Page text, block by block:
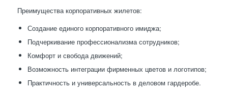
Преимущества корпоративных жилетов:
Создание единого корпоративного имиджа;
Подчеркивание профессионализма сотрудников;
Комфорт и свобода движений;
Возможность интеграции фирменных цветов и логотипов;
Практичность и универсальность в деловом гардеробе.